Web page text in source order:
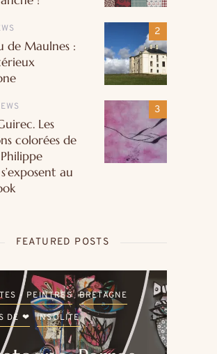
de Maulnes :
Les
colorées de
au
FEATURED POSTS
- PEINTRES
BRETAGNE
DE ❤
INSOLITE